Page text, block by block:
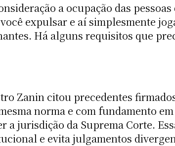
a ocupação das pessoas
expulsar e aí simplesmente
Há alguns requisitos que
Zanin citou precedentes
norma e com fundamento em
jurisdição da Suprema Corte.
e evita julgamentos